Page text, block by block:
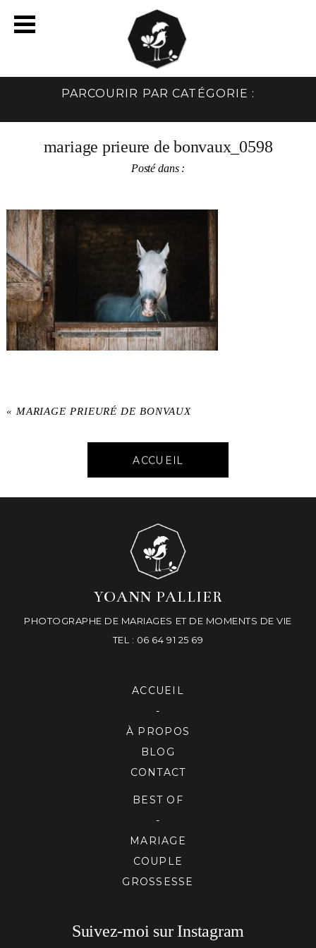
PARCOURIR PAR CATÉGORIE :
mariage prieure de bonvaux_0598
Posté dans :
« MARIAGE PRIEURÉ DE BONVAUX
ACCUEIL
YOANN PALLIER
PHOTOGRAPHE DE MARIAGES ET DE MOMENTS DE VIE
TEL : 06 64 91 25 69
ACCUEIL
-
À PROPOS
BLOG
CONTACT
BEST OF
-
MARIAGE
COUPLE
GROSSESSE
Suivez-moi sur Instagram